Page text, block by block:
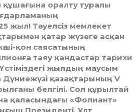
оралту туралы
жыл! Тәуелсіз мемлекет
қатар жүзеге асқан
қон саясатының
таяу қандастар тарихи
жылдың маусым
қазақтарының V
белгілі. Сол құрылтай
қаласындағы «Фолиант»